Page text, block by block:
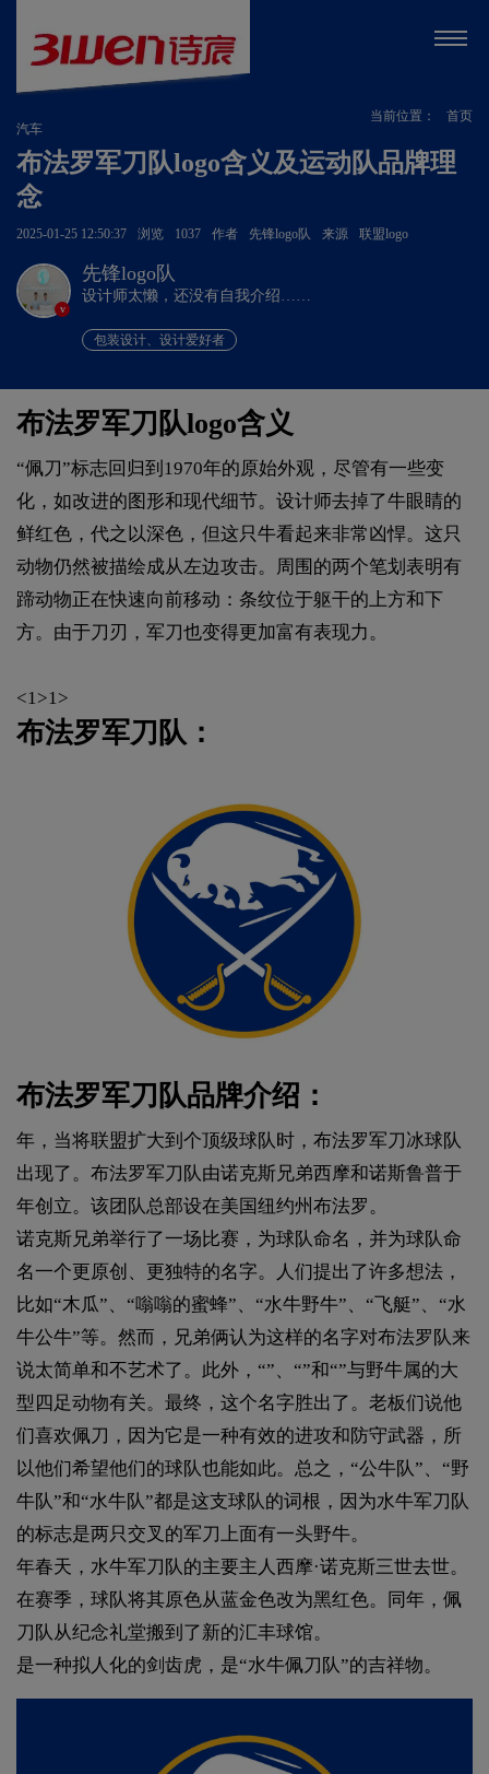
当前位置：
首页
汽车
布法罗军刀队logo含义及运动队品牌理
念
2025-01-25 12:50:37 浏览 1037 作者 先锋logo队 来源 联盟logo
v
先锋logo队
设计师太懒，还没有自我介绍……
包装设计、设计爱好者
布法罗军刀队logo含义
“佩刀”标志回归到1970年的原始外观，尽管有一些变
化，如改进的图形和现代细节。设计师去掉了牛眼睛的
鲜红色，代之以深色，但这只牛看起来非常凶悍。这只
动物仍然被描绘成从左边攻击。周围的两个笔划表明有
蹄动物正在快速向前移动：条纹位于躯干的上方和下
方。由于刀刃，军刀也变得更加富有表现力。
<1>1>
布法罗军刀队：
布法罗军刀队品牌介绍：
年，当将联盟扩大到个顶级球队时，布法罗军刀冰球队
出现了。布法罗军刀队由诺克斯兄弟西摩和诺斯鲁普于
年创立。该团队总部设在美国纽约州布法罗。
诺克斯兄弟举行了一场比赛，为球队命名，并为球队命
名一个更原创、更独特的名字。人们提出了许多想法，
比如“木瓜”、“嗡嗡的蜜蜂”、“水牛野牛”、“飞艇”、“水
牛公牛”等。然而，兄弟俩认为这样的名字对布法罗队来
说太简单和不艺术了。此外，“”、“”和“”与野牛属的大
型四足动物有关。最终，这个名字胜出了。老板们说他
们喜欢佩刀，因为它是一种有效的进攻和防守武器，所
以他们希望他们的球队也能如此。总之，“公牛队”、“野
牛队”和“水牛队”都是这支球队的词根，因为水牛军刀队
的标志是两只交叉的军刀上面有一头野牛。
年春天，水牛军刀队的主要主人西摩·诺克斯三世去世。
在赛季，球队将其原色从蓝金色改为黑红色。同年，佩
刀队从纪念礼堂搬到了新的汇丰球馆。
是一种拟人化的剑齿虎，是“水牛佩刀队”的吉祥物。